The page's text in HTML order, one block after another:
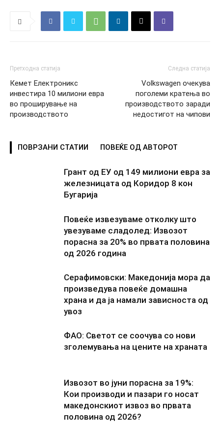
Претходна статија
Кемет Електроникс
инвестира 10 милиони евра
во проширување на
производството
Следна статија
Volkswagen очекува
поголеми кратења во
производството заради
недостигот на чипови
ПОВРЗАНИ СТАТИИ ПОВЕЌЕ ОД АВТОРОТ
Грант од ЕУ од 149 милиони евра за
железницата од Коридор 8 кон
Бугарија
Повеќе извезуваме отколку што
увезуваме сладолед: Извозот
порасна за 20% во првата половина
од 2026 година
Серафимовски: Македонија мора да
произведува повеќе домашна
храна и да ја намали зависноста од
увоз
ФАО: Светот се соочува со нови
зголемувања на цените на храната
Извозот во јуни порасна за 19%:
Кои производи и пазари го носат
македонскиот извоз во првата
половина од 2026?